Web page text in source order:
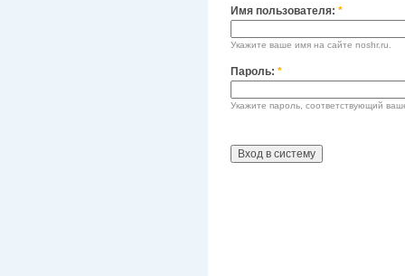
Имя пользователя: *
Укажите ваше имя на сайте noshr.ru.
Пароль: *
Укажите пароль, соответствующий